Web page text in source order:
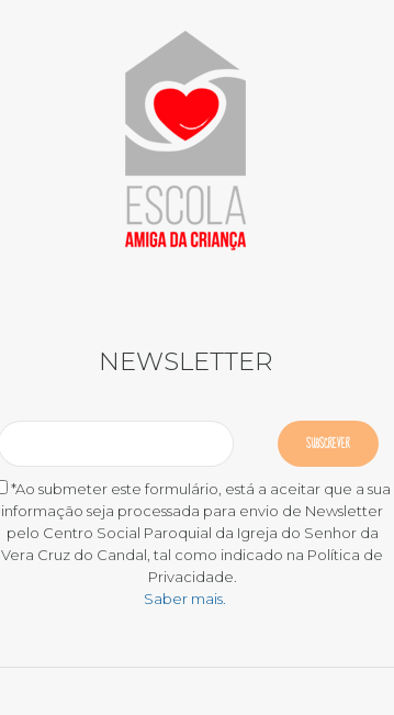
NEWSLETTER
*Ao submeter este formulário, está a aceitar que a sua
informação seja processada para envio de Newsletter
pelo Centro Social Paroquial da Igreja do Senhor da
Vera Cruz do Candal, tal como indicado na Política de
Privacidade.
Saber mais.